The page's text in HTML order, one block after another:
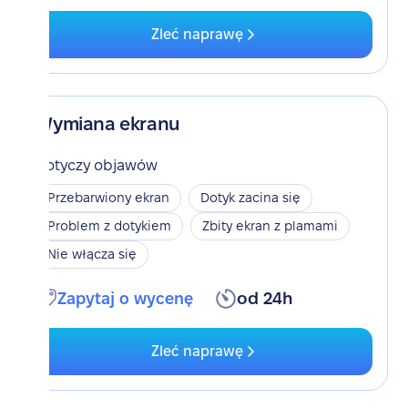
Zleć naprawę
Wymiana ekranu
Dotyczy objawów
Przebarwiony ekran
Dotyk zacina się
Problem z dotykiem
Zbity ekran z plamami
Nie włącza się
Zapytaj o wycenę od 24h
Zleć naprawę